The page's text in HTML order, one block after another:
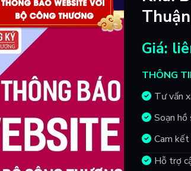
Giá:
THÔNG
Tư vấn
Soạn
Cam
Hỗ trợ